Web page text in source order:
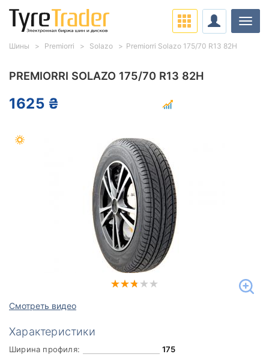
PREMIORRI SOLAZO 175/70 R13 82H
1625 ₴
Смотреть видео
Характеристики
Ширина профиля:
175
Шины Premiorri Solazo Premiorri Solazo 175/70 R13 82H